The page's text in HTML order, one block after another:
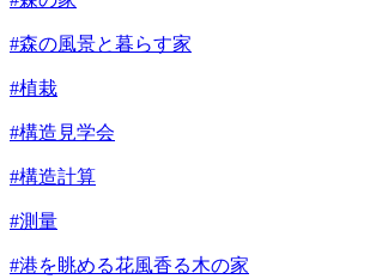
#森の風景と暮らす家
#植栽
#構造見学会
#構造計算
#測量
#港を眺める花風香る木の家